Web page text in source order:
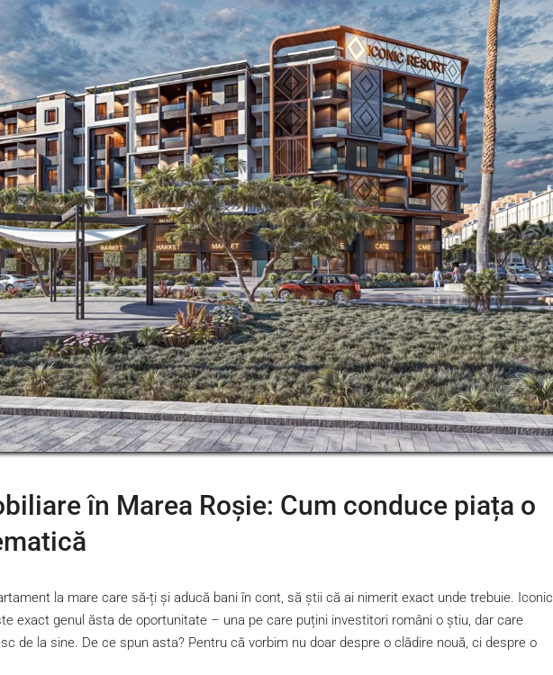
în Marea Roșie: Cum conduce piața o
la mare care să-ți și aducă bani în cont, să știi că ai nimerit exact unde trebuie. Iconic
exact genul ăsta de oportunitate – una pe care puțini investitori români o știu, dar care
de la sine. De ce spun asta? Pentru că vorbim nu doar despre o clădire nouă, ci despre o